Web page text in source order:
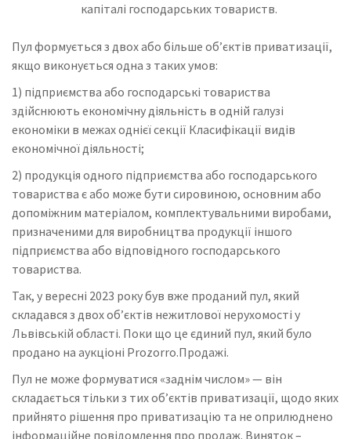
капіталі господарських товариств.
Пул формується з двох або більше об’єктів приватизації,
якщо виконується одна з таких умов:
1) підприємства або господарські товариства
здійснюють економічну діяльність в одній галузі
економіки в межах однієї секції Класифікації видів
економічної діяльності;
2) продукція одного підприємства або господарського
товариства є або може бути сировиною, основним або
допоміжним матеріалом, комплектувальними виробами,
призначеними для виробництва продукції іншого
підприємства або відповідного господарського
товариства.
Так, у вересні 2023 року був вже проданий пул, який
складався з двох об’єктів нежитлової нерухомості у
Львівській області. Поки що це єдиний пул, який було
продано на аукціоні Prozorro.Продажі.
Пул не може формуватися «заднім числом» — він
складається тільки з тих об’єктів приватизації, щодо яких
прийнято рішення про приватизацію та не оприлюднено
інформаційне повідомлення про продаж. Виняток –